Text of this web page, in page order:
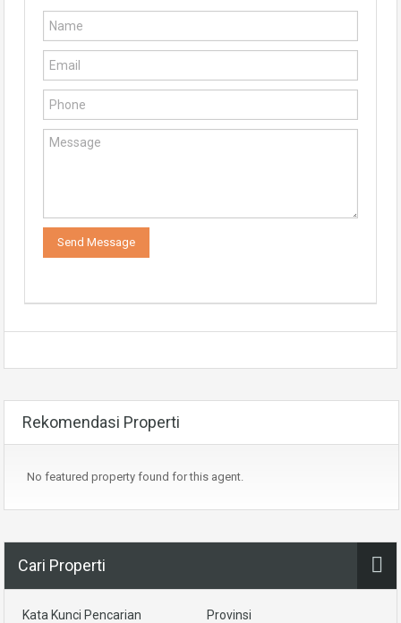
Rekomendasi Properti
No featured property found for this agent.
Cari Properti
Kata Kunci Pencarian Provinsi